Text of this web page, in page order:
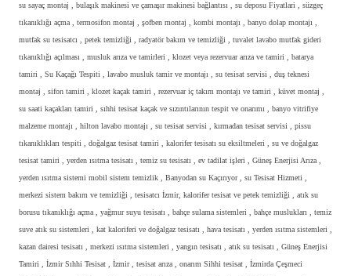
su sayaç montaj , bulaşık makinesi ve çamaşır makinesi bağlantısı , su deposu Fiyatlari , süzgeç
tıkanıklığı açma , termosifon montaj , şofben montaj , kombi montajı , banyo dolap montajı ,
mutfak su tesisatcı , petek temizliği , radyatör bakım ve temizliği , tuvalet lavabo mutfak gideri
tıkanıklığı açılması , musluk arıza ve tamirleri , klozet veya rezervuar arıza ve tamiri , batarya
tamiri , Su Kaçağı Tespiti , lavabo musluk tamir ve montajı , su tesisat servisi , duş teknesi
montaj , sifon tamiri , klozet kaçak tamiri , rezervuar iç takım montajı ve tamiri , küvet montaj ,
su saati kaçakları tamiri , sıhhi tesisat kaçak ve sızıntılarının tespit ve onarımı , banyo vitrifiye
malzeme montajı , hilton lavabo montajı , su tesisat servisi , kırmadan tesisat servisi , pissu
tıkanıklıkları tespiti , doğalgaz tesisat tamiri , kalorifer tesisatı su eksiltmeleri , su ve doğalgaz
tesisat tamiri , yerden ısıtma tesisatı , temiz su tesisatı , ev tadilat işleri , Güneş Enerjisi Arıza ,
yerden ısıtma sistemi mobil sistem temizlik , Banyodan su Kaçırıyor , su Tesisat Hizmeti ,
merkezi sistem bakım ve temizliği , tesisatcı İzmir, kalorifer tesisat ve petek temizliği , atık su
borusu tıkanıklığı açma , yağmur suyu tesisatı , bahçe sulama sistemleri , bahçe muslukları , temiz
suve atık su sistemleri , kat kaloriferi ve doğalgaz tesisatı , hava tesisatı , yerden ısıtma sistemleri ,
kazan dairesi tesisatı , merkezi ısıtma sistemleri , yangın tesisatı , atık su tesisatı , Güneş Enerjisi
Tamiri , İzmir Sıhhi Tesisat , İzmir , tesisat arıza , onarım Sihhi tesisat , İzmirda Çeşmeci